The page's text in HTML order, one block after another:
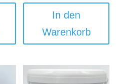
In den
Warenkorb